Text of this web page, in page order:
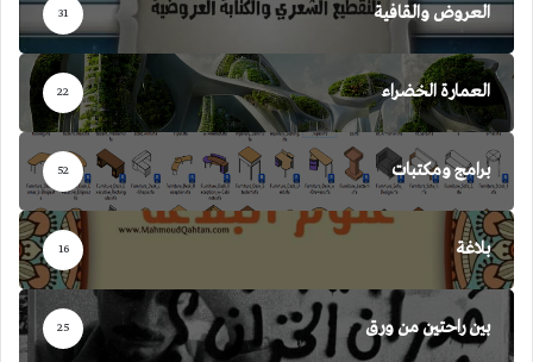
العروض والقافية 31
العمارة الخضراء 22
برامج ومكتبات 52
بلاغة 16
بين راحتين من ورق 25